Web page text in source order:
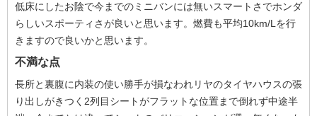
低床にしたお陰で今までのミニバンには無いスマートさでホンダ
らしいスポーティさが良いと思います。燃費も平均10km/Lを行
きますので良いかと思います。
不満な点
長所と裏腹に内装の使い勝手が損なわれリヤのタイヤハウスの張
り出しがきつく2列目シートがフラットな位置まで倒れず中途半